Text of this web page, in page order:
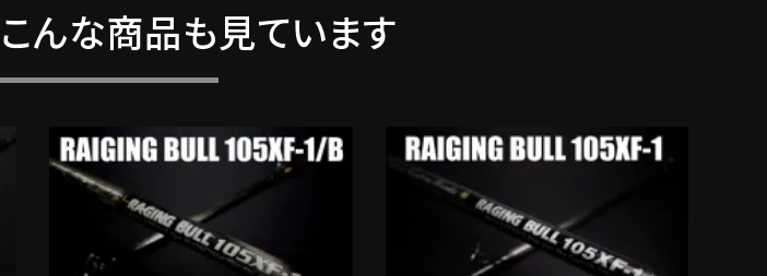
んな商品も見ています